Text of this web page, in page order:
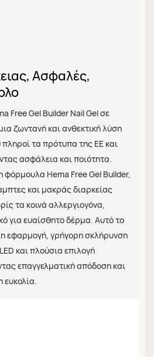
Ασφαλές,
Free Gel Builder Nail Gel σε
ζωντανή και ανθεκτική λύση
τα πρότυπα της ΕΕ και
ασφάλεια και ποιότητα.
φόρμουλα Hema Free Gel Builder,
και μακράς διαρκείας
τα κοινά αλλεργιογόνα,
για ευαίσθητο δέρμα. Αυτό το
εφαρμογή, γρήγορη σκλήρυνση
και πλούσια επιλογή
επαγγελματική απόδοση και
ευκολία.